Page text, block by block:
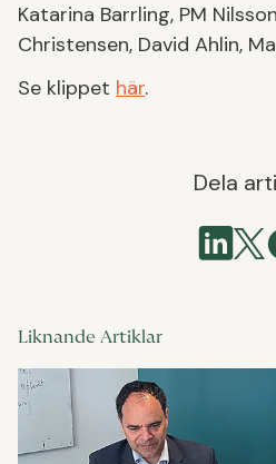
Katarina Barrling, PM
Christensen, David Ahlin,
Se klippet här.
Dela
Liknande Artiklar